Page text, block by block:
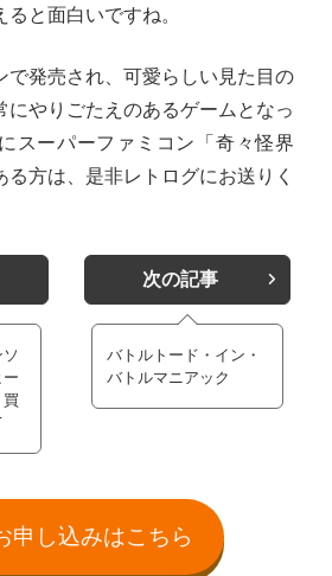
と面白いですね。
で発売され、可愛らしい見た目の
にやりごたえのあるゲームとなっ
スーパーファミコン「奇々怪界
方は、是非レトログにお送りく
次の記事
バトルトード・イン・
バトルマニアック
申し込みはこちら